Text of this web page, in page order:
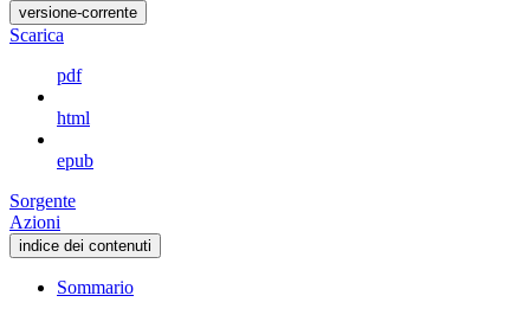
versione-corrente
Scarica
pdf
html
epub
Sorgente
Azioni
indice dei contenuti
Sommario